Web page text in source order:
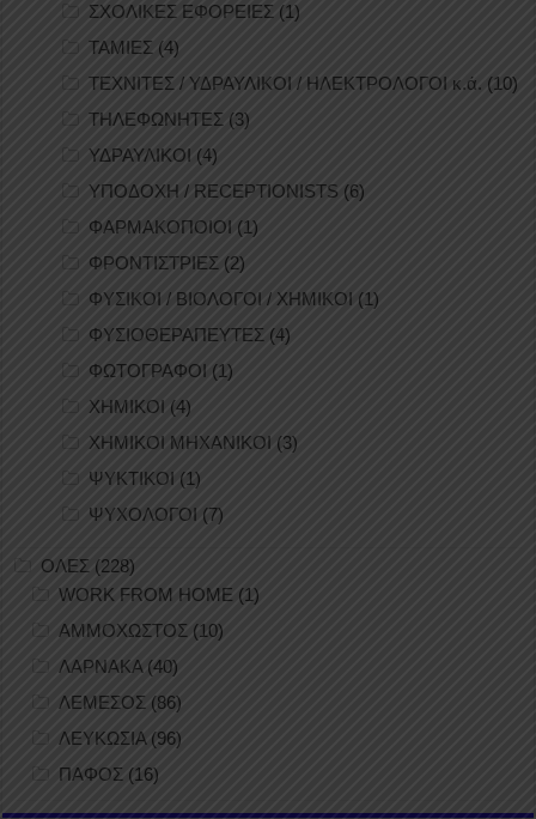
ΣΧΟΛΙΚΕΣ ΕΦΟΡΕΙΕΣ (1)
ΤΑΜΙΕΣ (4)
ΤΕΧΝΙΤΕΣ / ΥΔΡΑΥΛΙΚΟΙ / ΗΛΕΚΤΡΟΛΟΓΟΙ κ.ά. (10)
ΤΗΛΕΦΩΝΗΤΕΣ (3)
ΥΔΡΑΥΛΙΚΟΙ (4)
ΥΠΟΔΟΧΗ / RECEPTIONISTS (6)
ΦΑΡΜΑΚΟΠΟΙΟΙ (1)
ΦΡΟΝΤΙΣΤΡΙΕΣ (2)
ΦΥΣΙΚΟΙ / ΒΙΟΛΟΓΟΙ / ΧΗΜΙΚΟΙ (1)
ΦΥΣΙΟΘΕΡΑΠΕΥΤΕΣ (4)
ΦΩΤΟΓΡΑΦΟΙ (1)
ΧΗΜΙΚΟΙ (4)
ΧΗΜΙΚΟΙ ΜΗΧΑΝΙΚΟΙ (3)
ΨΥΚΤΙΚΟΙ (1)
ΨΥΧΟΛΟΓΟΙ (7)
ΟΛΕΣ (228)
WORK FROM HOME (1)
ΑΜΜΟΧΩΣΤΟΣ (10)
ΛΑΡΝΑΚΑ (40)
ΛΕΜΕΣΟΣ (86)
ΛΕΥΚΩΣΙΑ(96)
ΠΑΦΟΣ (16)